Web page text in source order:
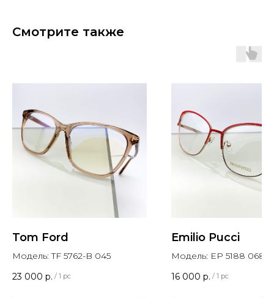
Смотрите также
Tom Ford
Модель: TF 5762-B 045
23 000 р. / 1 pc
Emilio Pucci
Модель: EP 5188 068
16 000 р. / 1 pc